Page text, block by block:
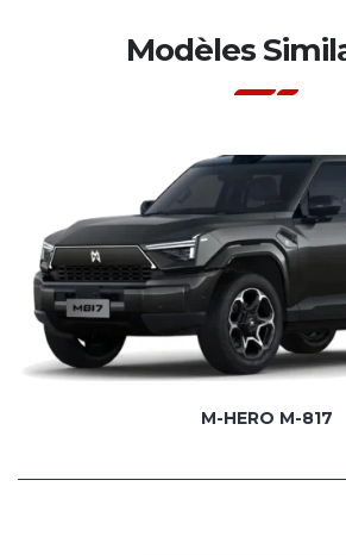
Modèles
M-HERO M-817